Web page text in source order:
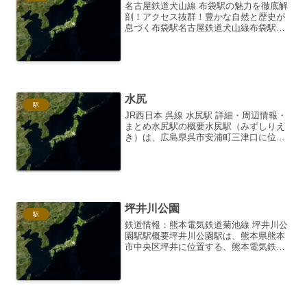
名古屋鉄道犬山線 布袋駅の魅力を徹底解
剖！アクセス抜群！豊かな自然と歴史が
息づく布袋駅名古屋鉄道犬山線布袋駅
駅 水尻
JR西日本 呉線 水尻駅 詳細・周辺情報・
まとめ水尻駅の概要水尻駅（みずしりえ
き）は、広島県呉市安浦町三津口に位置
駅 坪井川公園
鉄道情報：熊本電気鉄道菊池線 坪井川公
園駅駅概要坪井川公園駅は、熊本県熊本
市中央区坪井に位置する、熊本電気鉄道